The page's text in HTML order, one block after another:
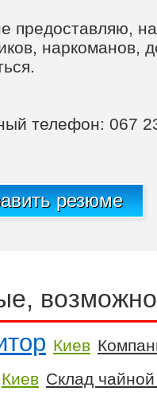
предоставляю,
наркоманов,
телефон: 067
резюме
Киев
Киев Склад